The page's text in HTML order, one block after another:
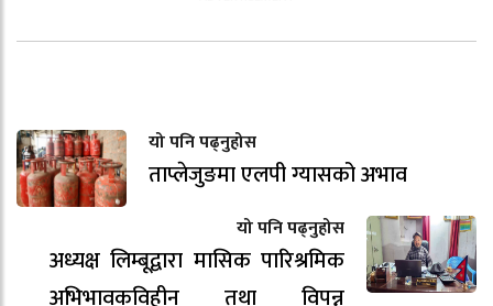
यो पनि पढ्नुहोस
ताप्लेजुङमा एलपी ग्यासको अभाव
यो पनि पढ्नुहोस
अध्यक्ष लिम्बूद्वारा मासिक पारिश्रमिक